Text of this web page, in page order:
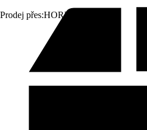
Prodej přes:HORNBACH